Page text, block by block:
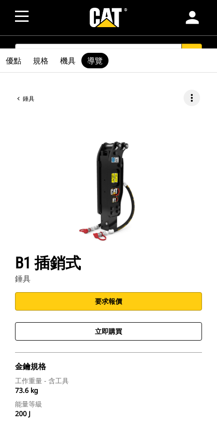
person
SEARCH
錘具 more_vert
B1 插銷式
錘具
要求報價
立即購買
金鑰規格
工作重量 - 含工具
73.6 kg
能量等級
200 J
優點 規格 機具 導覽